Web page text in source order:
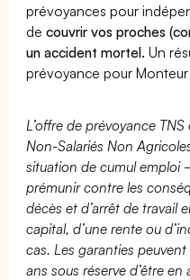
prévoyances pour
decouvrir vos proches
un accident mortel. Un
prévoyance pour
L’offre de prévoyance
Non-Salariés Non
situation de cumul emploi
prémunir contre les
décès et d’arrêt de travail
capital, d’une rente ou
cas. Les garanties
ans sous réserve d’être